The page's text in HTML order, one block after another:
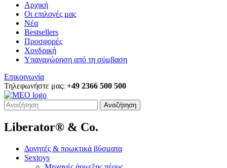
Αρχική
Οι επιλογές μας
Νέα
Bestsellers
Προσφορές
Χονδρική
Υπαναχώρηση από τη σύμβαση
Επικοινωνία
Τηλεφωνήστε μας: +49 2366 500 500
Αναζήτηση
Liberator® & Co.
Δονητές & πρωκτικά βύσματα
Sextoys